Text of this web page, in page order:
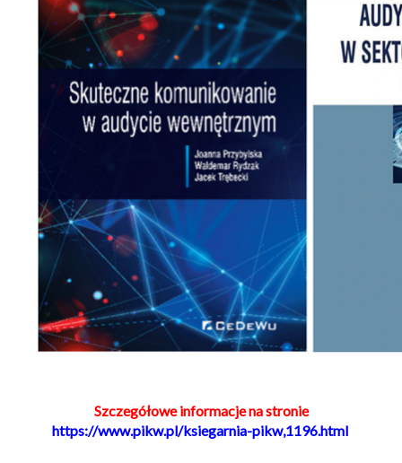
Szczegółowe informacje na stronie
https://www.pikw.pl/ksiegarnia-pikw,1196.html